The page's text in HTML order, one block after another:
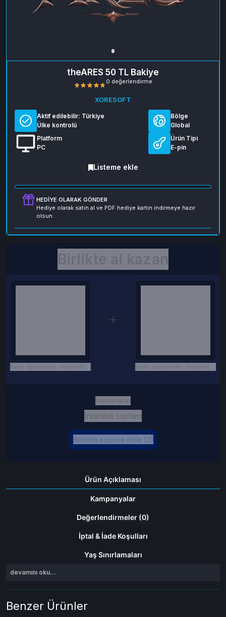
theARES 50 TL Bakiye
XORESOFT
Aktif edilebilir: Türkiye
Ülke kontrolü
Bölge
Global
Platform
PC
Ürün Tipi
E-pin
Listeme ekle
HEDIYE OLARAK GÖNDER
Hediye olarak satın al ve PDF hediye kartın indirmeye hazır
olsun.
Ürün Açıklaması
Kampanyalar
Değerlendirmeler (0)
İptal & İade Koşulları
Yaş Sınırlamaları
devamını oku...
Benzer Ürünler